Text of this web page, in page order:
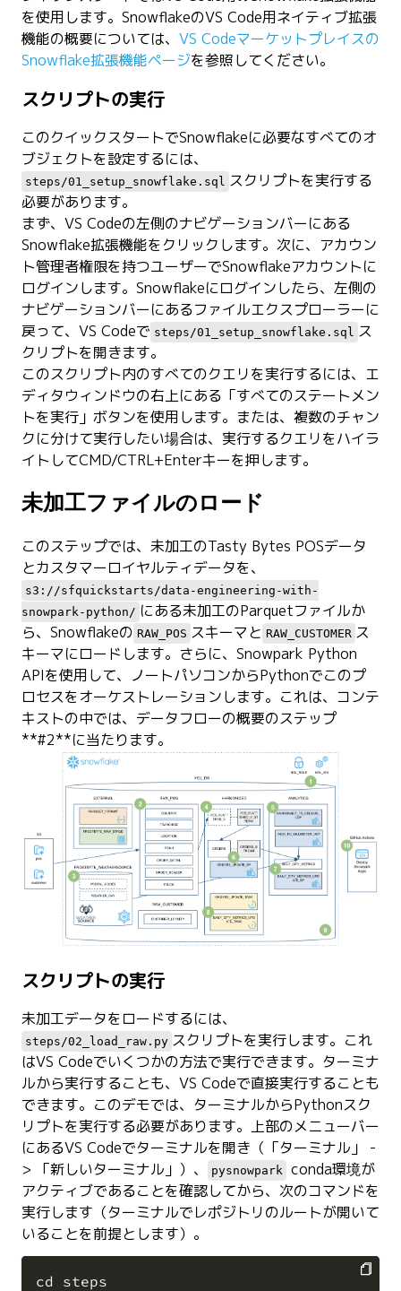
を使用します。SnowflakeのVS Code用ネイティブ拡張
機能の概要については、 VS Codeマーケットプレイスの
Snowflake拡張機能ページを参照してください。
スクリプトの実行
このクイックスタートでSnowflakeに必要なすべてのオ
ブジェクトを設定するには、
steps/01_setup_snowflake.sql スクリプトを実行する
必要があります。
まず、VS Codeの左側のナビゲーションバーにある
Snowflake拡張機能をクリックします。次に、アカウン
ト管理者権限を持つユーザーでSnowflakeアカウントに
ログインします。Snowflakeにログインしたら、左側の
ナビゲーションバーにあるファイルエクスプローラーに
戻って、VS Codeで steps/01_setup_snowflake.sql ス
クリプトを開きます。
このスクリプト内のすべてのクエリを実行するには、エ
ディタウィンドウの右上にある「すべてのステートメン
トを実行」ボタンを使用します。または、複数のチャン
クに分けて実行したい場合は、実行するクエリをハイラ
イトしてCMD/CTRL+Enterキーを押します。
未加工ファイルのロード
このステップでは、未加工のTasty Bytes POSデータ
とカスタマーロイヤルティデータを、
s3://sfquickstarts/data-engineering-with-
snowpark-python/ にある未加工のParquetファイルか
ら、Snowflakeの RAW_POS スキーマと RAW_CUSTOMER ス
キーマにロードします。さらに、Snowpark Python
APIを使用して、ノートパソコンからPythonでこのプ
ロセスをオーケストレーションします。これは、コンテ
キストの中では、データフローの概要のステップ
**#2**に当たります。
スクリプトの実行
未加工データをロードするには、
steps/02_load_raw.py スクリプトを実行します。これ
はVS Codeでいくつかの方法で実行できます。ターミナ
ルから実行することも、VS Codeで直接実行することも
できます。このデモでは、ターミナルからPythonスク
リプトを実行する必要があります。上部のメニューバー
にあるVS Codeでターミナルを開き（「ターミナル」 -
> 「新しいターミナル」）、
pysnowpark
conda環境が
アクティブであることを確認してから、次のコマンドを
実行します（ターミナルでレポジトリのルートが開いて
いることを前提とします）。
cd steps